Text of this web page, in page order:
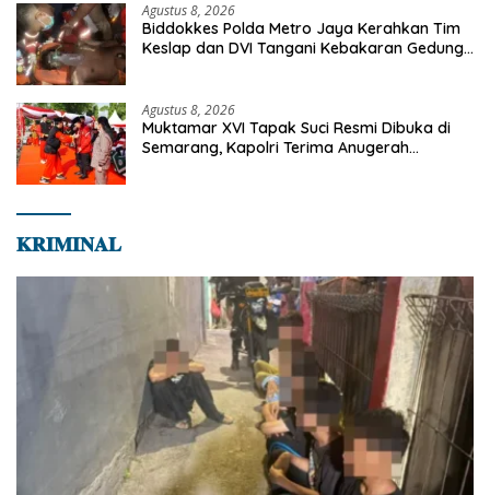
Agustus 8, 2026
Biddokkes Polda Metro Jaya Kerahkan Tim
Keslap dan DVI Tangani Kebakaran Gedung
Agustus 8, 2026
Muktamar XVI Tapak Suci Resmi Dibuka di
Semarang, Kapolri Terima Anugerah
𝐊𝐑𝐈𝐌𝐈𝐍𝐀𝐋